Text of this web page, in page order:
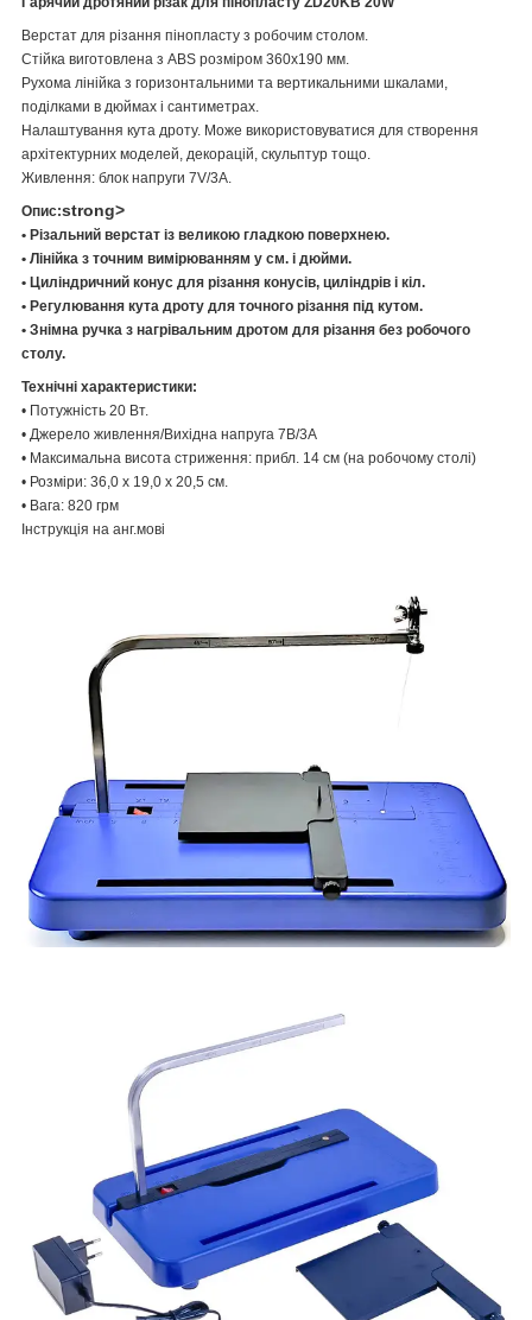
Верстат для різання пінопласту з робочим столом.
Стійка виготовлена з ABS розміром 360x190 мм.
Рухома лінійка з горизонтальними та вертикальними шкалами,
поділками в дюймах і сантиметрах.
Налаштування кута дроту. Може використовуватися для створення
архітектурних моделей, декорацій, скульптур тощо.
Живлення: блок напруги 7V/3А.
Опис:strong>
• Різальний верстат із великою гладкою поверхнею.
• Лінійка з точним вимірюванням у см. і дюйми.
• Циліндричний конус для різання конусів, циліндрів і кіл.
• Регулювання кута дроту для точного різання під кутом.
• Знімна ручка з нагрівальним дротом для різання без робочого
столу.
Технічні характеристики:
• Потужність 20 Вт.
• Джерело живлення/Вихідна напруга 7В/3А
• Максимальна висота стриження: прибл. 14 см (на робочому столі)
• Розміри: 36,0 х 19,0 х 20,5 см.
• Вага: 820 грм
Інструкція на анг.мові